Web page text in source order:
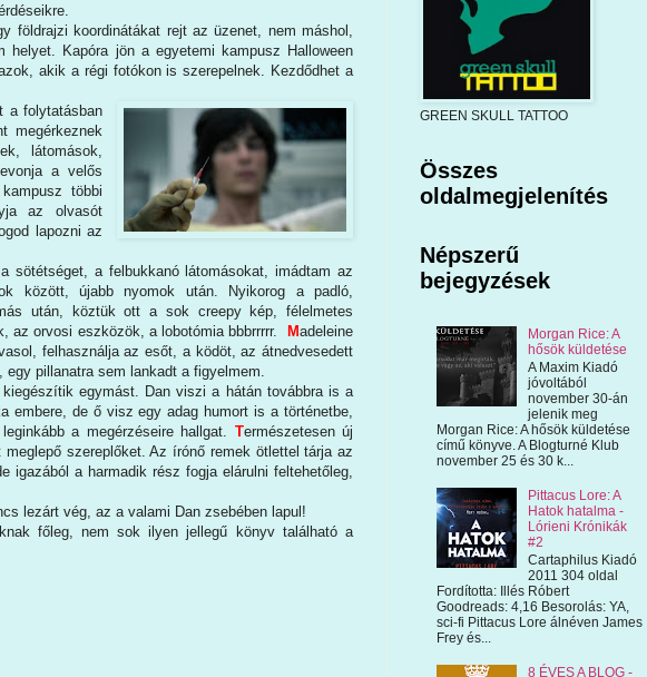
földrajzi koordinátákat rejt az üzenet, nem máshol,
Kapóra jön a egyetemi kampusz Halloween
akik a régi fotókon is szerepelnek. Kezdődhet a
a folytatásban
megérkeznek
látomások,
a velős
többi
az olvasót
lapozni az
sötétséget, a felbukkanó látomásokat, imádtam az
között, újabb nyomok után. Nyikorog a padló,
után, köztük ott a sok creepy kép, félelmetes
az orvosi eszközök, a lobotómia bbbrrrrr. Madeleine
felhasználja az esőt, a ködöt, az átnedvesedett
pillanatra sem lankadt a figyelmem.
egymást. Dan viszi a hátán továbbra is a
embere, de ő visz egy adag humort is a történetbe,
a megérzéseire hallgat. Természetesen új
szereplőket. Az írónő remek ötlettel tárja az
igazából a harmadik rész fogja elárulni feltehetőleg,
lezárt vég, az a valami Dan zsebében lapul!
főleg, nem sok ilyen jellegű könyv található a
GREEN SKULL TATTOO
Összes
oldalmegjelenítés
Népszerű
bejegyzések
Morgan Rice: A
hősök küldetése
A Maxim Kiadó
jóvoltából
november 30-án
jelenik meg
Morgan Rice: A hősök küldetése
című könyve. A Blogturné Klub
november 25 és 30 k...
Pittacus Lore: A
Hatok hatalma -
Lórieni Krónikák
#2
Cartaphilus Kiadó
2011 304 oldal
Fordította: Illés Róbert
Goodreads: 4,16 Besorolás: YA,
sci-fi Pittacus Lore álnéven James
Frey és...
8 ÉVES A BLOG -